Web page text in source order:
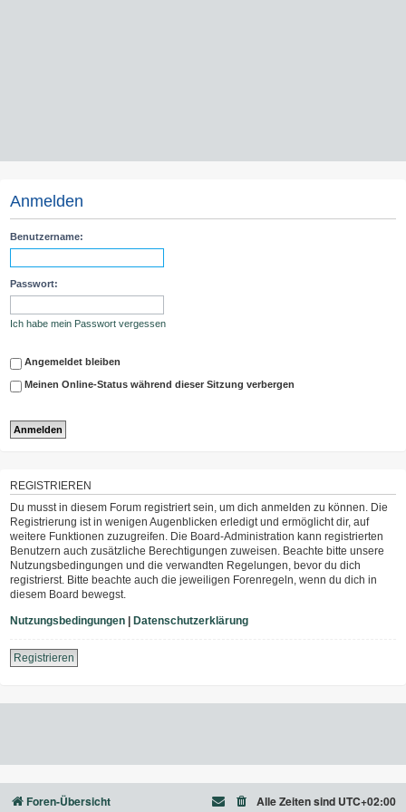
Anmelden
Benutzername:
Passwort:
Ich habe mein Passwort vergessen
Angemeldet bleiben
Meinen Online-Status während dieser Sitzung verbergen
REGISTRIEREN
Du musst in diesem Forum registriert sein, um dich anmelden zu können. Die
Registrierung ist in wenigen Augenblicken erledigt und ermöglicht dir, auf
weitere Funktionen zuzugreifen. Die Board-Administration kann registrierten
Benutzern auch zusätzliche Berechtigungen zuweisen. Beachte bitte unsere
Nutzungsbedingungen und die verwandten Regelungen, bevor du dich
registrierst. Bitte beachte auch die jeweiligen Forenregeln, wenn du dich in
diesem Board bewegst.
Nutzungsbedingungen | Datenschutzerklärung
Registrieren
Foren-Übersicht Alle Zeiten sind UTC+02:00